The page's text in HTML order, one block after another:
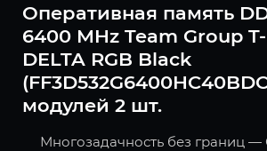
Оперативная память
6400 MHz Team Group T-
DELTA RGB Black
модулей 2 шт.
Многозадачность без границ —